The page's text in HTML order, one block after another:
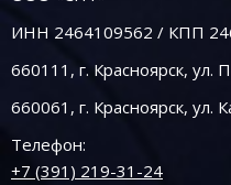
ИНН 2464109562 / КПП
660111, г. Красноярск, ул.
660061, г. Красноярск, ул.
Телефон:
+7 (391) 219-31-24